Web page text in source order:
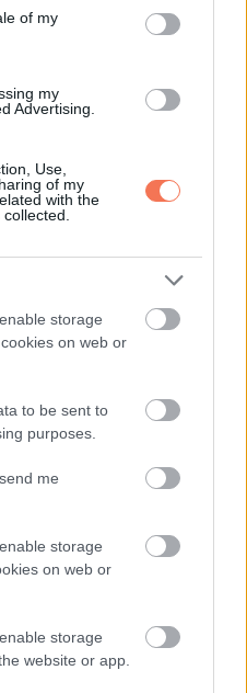
of my
my
Advertising.
Use,
of my
with the
storage
on web or
to be sent to
purposes.
me
storage
on web or
storage
website or app.
ötvenes
tesz jót, hanem az
a rendszeres séta, úszás
hasznos lehet a
B12-vitaminban és D-
például halat, tojást
és fogd
az agy működését, ezért
annál jobb.